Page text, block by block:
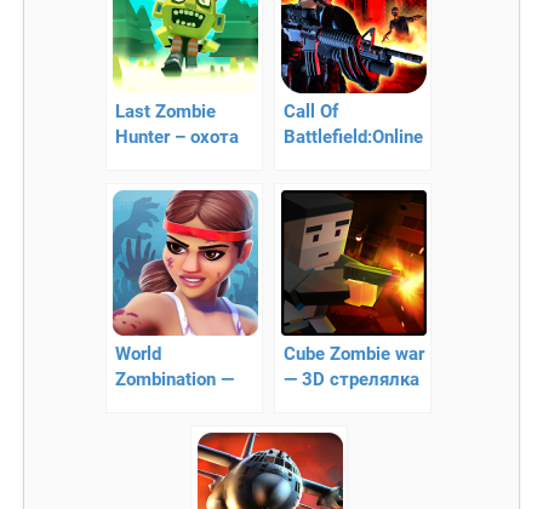
Last Zombie
Hunter – охота
Call Of
Battlefield:Online
апокалипсис
World
Zombination —
ордой зомби!
Cube Zombie war
— 3D стрелялка